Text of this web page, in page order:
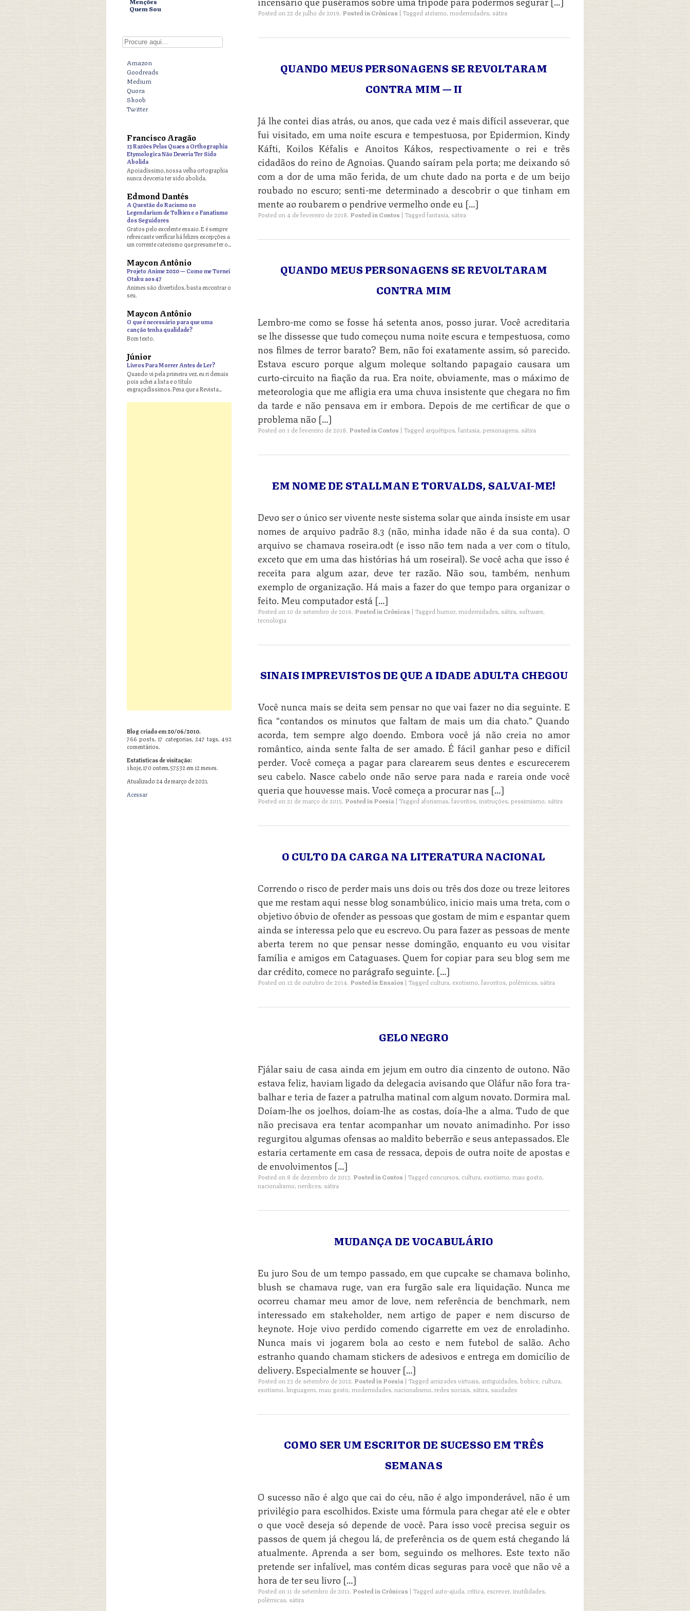
Quem Sou Posted on22 de julho de 2019. Posted inCrônicas | Tagged ateísmo, modernidades, sátira
QUANDO MEUS PERSONAGENS SE REVOLTARAM
CONTRA MIM — II
Já lhe contei dias atrás, ou anos, que cada vez é mais difícil asseverar, que
fui visitado, em uma noite escura e tempestuosa, por Epidermion, Kindy
Káfti, Koilos Kéfalis e Anoitos Kákos, respectivamente o rei e três
cidadãos do reino de Agnoias. Quando saíram pela porta; me deixando só
com a dor de uma mão ferida, de um chute dado na porta e de um beijo
roubado no escuro; senti-me determinado a descobrir o que tinham em
mente ao roubarem o pendrive vermelho onde eu […]
Posted on 4 de fevereiro de 2018. Posted in Contos | Tagged fantasia, sátira
QUANDO MEUS PERSONAGENS SE REVOLTARAM
CONTRA MIM
Lembro-me como se fosse há setenta anos, posso jurar. Você acreditaria
se lhe dissesse que tudo começou numa noite escura e tempestuosa, como
nos filmes de terror barato? Bem, não foi exatamente assim, só parecido.
Estava escuro porque algum moleque soltando papagaio causara um
curto-circuito na fiação da rua. Era noite, obviamente, mas o máximo de
meteorologia que me afligia era uma chuva insistente que chegara no fim
da tarde e não pensava em ir embora. Depois de me certificar de que o
problema não […]
Posted on 1 de fevereiro de 2018. Posted inContos | Tagged arquétipos, fantasia, personagens, sátira
EM NOME DE STALLMAN E TORVALDS, SALVAI-ME!
Devo ser o único ser vivente neste sistema solar que ainda insiste em usar
nomes de arquivo padrão 8.3 (não, minha idade não é da sua conta). O
arquivo se chamava roseira.odt (e isso não tem nada a ver com o título,
exceto que em uma das histórias há um roseiral). Se você acha que isso é
receita para algum azar, deve ter razão. Não sou, também, nenhum
exemplo de organização. Há mais a fazer do que tempo para organizar o
feito. Meu computador está […]
Posted on 10 de setembro de 2016. Posted in Crônicas | Tagged humor, modernidades, sátira, software,
tecnologia
SINAIS IMPREVISTOS DE QUE A IDADE ADULTA CHEGOU
Você nunca mais se deita sem pensar no que vai fazer no dia seguinte. E
fica “contandos os minutos que faltam de mais um dia chato.” Quando
acorda, tem sempre algo doendo. Embora você já não creia no amor
romântico, ainda sente falta de ser amado. É fácil ganhar peso e difícil
perder. Você começa a pagar para clarearem seus dentes e escurecerem
seu cabelo. Nasce cabelo onde não serve para nada e rareia onde você
queria que houvesse mais. Você começa a procurar nas […]
Posted on21 de março de 2015. Posted inPoesia | Tagged aforismas, favoritos, instruções, pessimismo, sátira
O CULTO DA CARGA NA LITERATURA NACIONAL
Correndo o risco de perder mais uns dois ou três dos doze ou treze leitores
que me restam aqui nesse blog sonambúlico, inicio mais uma treta, com o
objetivo óbvio de ofender as pessoas que gostam de mim e espantar quem
ainda se interessa pelo que eu escrevo. Ou para fazer as pessoas de mente
aberta terem no que pensar nesse domingão, enquanto eu vou visitar
família e amigos em Cataguases. Quem for copiar para seu blog sem me
dar crédito, comece no parágrafo seguinte. […]
Posted on 12 de outubro de 2014. Posted in Ensaios | Tagged cultura, exotismo, favoritos, polêmicas, sátira
GELO NEGRO
Fjálar saiu de casa ainda em jejum em outro dia cinzento de outono. Não
estava feliz, haviam ligado da delegacia avisando que Oláfur não fora tra­
balhar e teria de fazer a patrulha matinal com algum novato. Dormira mal.
Doíam-lhe os joelhos, doíam-lhe as costas, doía-lhe a alma. Tudo de que
não pre­cisava era tentar acompanhar um novato ani­madinho. Por isso
regurgitou algumas ofensas ao maldito beberrão e seus antepassados. Ele
estaria cer­ta­mente em casa de ressaca, depois de outra noite de apostas e
de envolvimentos […]
Posted on 8 de dezembro de 2013. Posted inContos | Tagged concursos, cultura, exotismo, mau gosto,
nacionalismo, nerdices, sátira
MUDANÇA DE VOCABULÁRIO
Eu juro Sou de um tempo passado, em que cupcake se chamava bolinho,
blush se chamava ruge, van era furgão sale era liquidação. Nunca me
ocorreu chamar meu amor de love, nem referência de benchmark, nem
interessado em stakeholder, nem artigo de paper e nem discurso de
keynote. Hoje vivo perdido comendo cigarrette em vez de enroladinho.
Nunca mais vi jogarem bola ao cesto e nem futebol de salão. Acho
estranho quando chamam stickers de adesivos e entrega em domicílio de
delivery. Especialmente se houver […]
Posted on 23 de setembro de 2012. Posted in Poesia | Tagged amizades virtuais, antiguidades, bobice, cultura,
exotismo, linguagem, mau gosto, modernidades, nacionalismo, redes sociais, sátira, saudades
COMO SER UM ESCRITOR DE SUCESSO EM TRÊS
SEMANAS
O sucesso não é algo que cai do céu, não é algo imponderável, não é um
privilégio para escolhidos. Existe uma fórmula para chegar até ele e obter
o que você deseja só depende de você. Para isso você precisa seguir os
passos de quem já chegou lá, de preferência os de quem está chegando lá
atualmente. Aprenda a ser bom, seguindo os melhores. Este texto não
pretende ser infalível, mas contém dicas seguras para você que não vê a
hora de ter seu livro […]
Posted on 11 de setembro de 2011. Posted inCrônicas | Tagged auto-ajuda, crítica, escrever, inutilidades,
polêmicas, sátira
Digite aqui
Amazon
Goodreads
Medium
Quora
Skoob
Twitter
Francisco Aragão
13 Razões Pelas Quaes a Orthographia
Etymologica Não Deveria Ter Sido
Abolida
Apoiadíssimo, nossa velha ortographia
nunca devceria ter sido abolida.
Edmond Dantés
A Questão do Racismo no
Legendarium de Tolkien e o Fanatismo
dos Seguidores
Gratos pelo excelente ensaio. E é sempre
refrescante verificar há felizes excepções a
um corrente catecismo que presume ter o...
Maycon Antônio
Projeto Anime 2020 — Como me Tornei
Otaku aos 47
Animes são divertidos, basta encontrar o
seu.
Maycon Antônio
O que é necessário para que uma
canção tenha qualidade?
Bom texto.
Júnior
Livros Para Morrer Antes de Ler?
Quando vi pela primeira vez, eu ri demais
pois achei a lista e o título
engraçadíssimos. Pena que a Revista...
Blog criado em 20/06/2010.
766 posts, 17 categorias, 247 tags, 492
comentários.
Estatísticas de visitação:
1 hoje, 170 ontem, 57.532 em 12 meses.
Atualizado 24 de março de 2021.
Acessar